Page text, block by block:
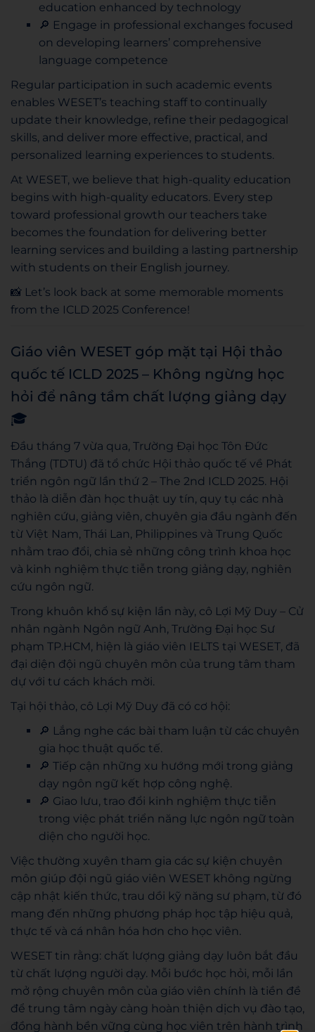
education enhanced by technology
🔎 Engage in professional exchanges focused
on developing learners’ comprehensive
language competence
Regular participation in such academic events
enables WESET’s teaching staff to continually
update their knowledge, refine their pedagogical
skills, and deliver more effective, practical, and
personalized learning experiences to students.
At WESET, we believe that high-quality education
begins with high-quality educators. Every step
toward professional growth our teachers take
becomes the foundation for delivering better
learning services and building a lasting partnership
with students on their English journey.
📸 Let’s look back at some memorable moments
from the ICLD 2025 Conference!
Giáo viên WESET góp mặt tại Hội thảo
quốc tế ICLD 2025 – Không ngừng học
hỏi để nâng tầm chất lượng giảng dạy
🎓
Đầu tháng 7 vừa qua, Trường Đại học Tôn Đức
Thắng (TDTU) đã tổ chức Hội thảo quốc tế về Phát
triển ngôn ngữ lần thứ 2 – The 2nd ICLD 2025. Hội
thảo là diễn đàn học thuật uy tín, quy tụ các nhà
nghiên cứu, giảng viên, chuyên gia đầu ngành đến
từ Việt Nam, Thái Lan, Philippines và Trung Quốc
nhằm trao đổi, chia sẻ những công trình khoa học
và kinh nghiệm thực tiễn trong giảng dạy, nghiên
cứu ngôn ngữ.
Trong khuôn khổ sự kiện lần này, cô Lợi Mỹ Duy – Cử
nhân ngành Ngôn ngữ Anh, Trường Đại học Sư
phạm TP.HCM, hiện là giáo viên IELTS tại WESET, đã
đại diện đội ngũ chuyên môn của trung tâm tham
dự với tư cách khách mời.
Tại hội thảo, cô Lợi Mỹ Duy đã có cơ hội:
🔎 Lắng nghe các bài tham luận từ các chuyên
gia học thuật quốc tế.
🔎 Tiếp cận những xu hướng mới trong giảng
dạy ngôn ngữ kết hợp công nghệ.
🔎 Giao lưu, trao đổi kinh nghiệm thực tiễn
trong việc phát triển năng lực ngôn ngữ toàn
diện cho người học.
Việc thường xuyên tham gia các sự kiện chuyên
môn giúp đội ngũ giáo viên WESET không ngừng
cập nhật kiến thức, trau dồi kỹ năng sư phạm, từ đó
mang đến những phương pháp học tập hiệu quả,
thực tế và cá nhân hóa hơn cho học viên.
WESET tin rằng: chất lượng giảng dạy luôn bắt đầu
từ chất lượng người dạy. Mỗi bước học hỏi, mỗi lần
mở rộng chuyên môn của giáo viên chính là tiền đề
để trung tâm ngày càng hoàn thiện dịch vụ đào tạo,
đồng hành bền vững cùng học viên trên hành trình